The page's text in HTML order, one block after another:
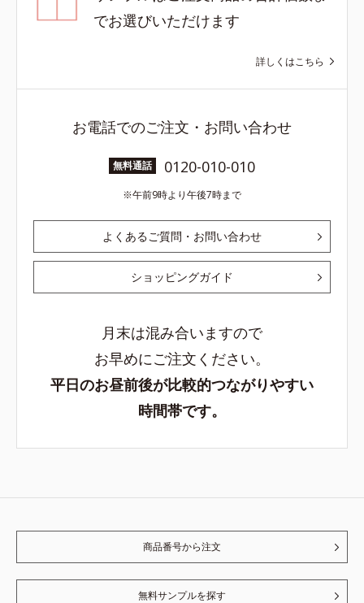
でお選びいただけます
詳しくはこちら
お電話でのご注文・お問い合わせ
無料通話 0120-010-010
午前9時より午後7時まで
よくあるご質問・お問い合わせ
ショッピングガイド
月末は混み合いますので
お早めにご注文ください。
平日のお昼前後が比較的つながりやすい
時間帯です。
商品番号から注文
無料サンプルを探す